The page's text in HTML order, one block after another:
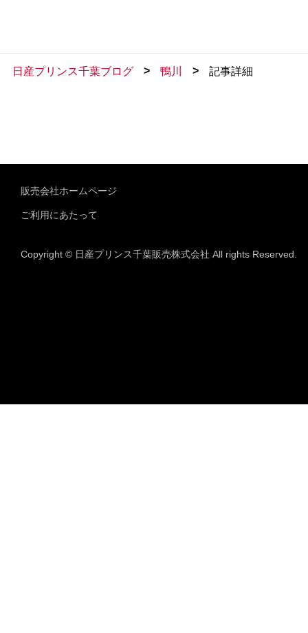
日産プリンス千葉ブログ > 鴨川 > 記事詳細
販売会社ホームページ
ご利用にあたって
Copyright © 日産プリンス千葉販売株式会社 All rights Reserved.